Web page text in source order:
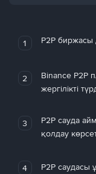
1 P2P биржасы
2
Binance P2P
жергілікті
3
P2P сауда
қолдау
4 P2P саудасы